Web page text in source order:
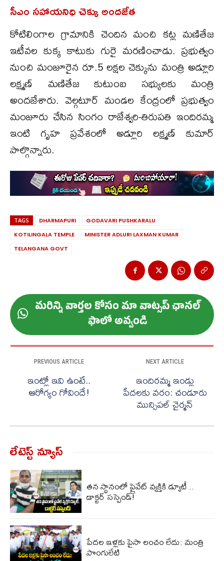
సీఎం సహాయనిధి చెక్కు అందజేత
కోటిలింగాల గ్రామానికి చెందిన మంచి కట్ల మణితేజ
ఇటీవల కుక్క కాటుకు గురై మరణించాడు. ప్రభుత్వం
నుంచి మంజూరైన రూ.5 లక్షల చెక్కును మంత్రి అడ్లూరి
లక్ష్మణ్ మణితేజ కుటుంబ సభ్యులకు మంత్రి
అందజేశారు. వెల్గటూర్ మండల కేంద్రంలో ప్రభుత్వం
మంజూరు చేసిన సింగం రాజేశ్వరి-తిరుపతి ఇందిరమ్మ
ఇంటి గృహ ప్రవేశంలో అడ్లూరి లక్ష్మణ్ కుమార్
పాల్గొన్నారు.
TAGS DHARMAPURI
GODAVARI PUSHKARALU
KOTILINGALA TEMPLE
MINISTER ADLURI LAXMAN KUMAR
TELANGANA GOVT
మ‌రిన్ని వార్త‌ల కోసం మా వాట్స‌ప్ ఛాన‌ల్
ఫాలో అవ్వండి
PREVIOUS ARTICLE
ఇంట్లో ఇవి ఉంటే..
ఆరోగ్యం గోవిందే!
NEXT ARTICLE
ఇందిరమ్మ ఇండ్లు
పేదలకు వరం: చండూరు
మున్సిపల్ చైర్మన్
లేటెస్ట్ న్యూస్‌
తన స్థానంలో ప్రైవేట్ వ్యక్తికి డ్యూటీ ..
డాక్టర్​ సస్పెండ్!
పేదల ఇళ్లకు పైసా లంచం లేదు: మంత్రి
పొంగులేటి